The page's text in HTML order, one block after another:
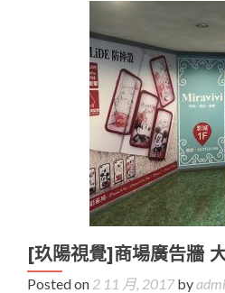
[玖陽視覺]商場廣告牆
Posted on 2 11 月, 2017by